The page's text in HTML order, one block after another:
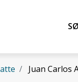
Juan Carlos